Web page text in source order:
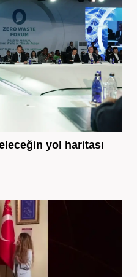
yol haritası